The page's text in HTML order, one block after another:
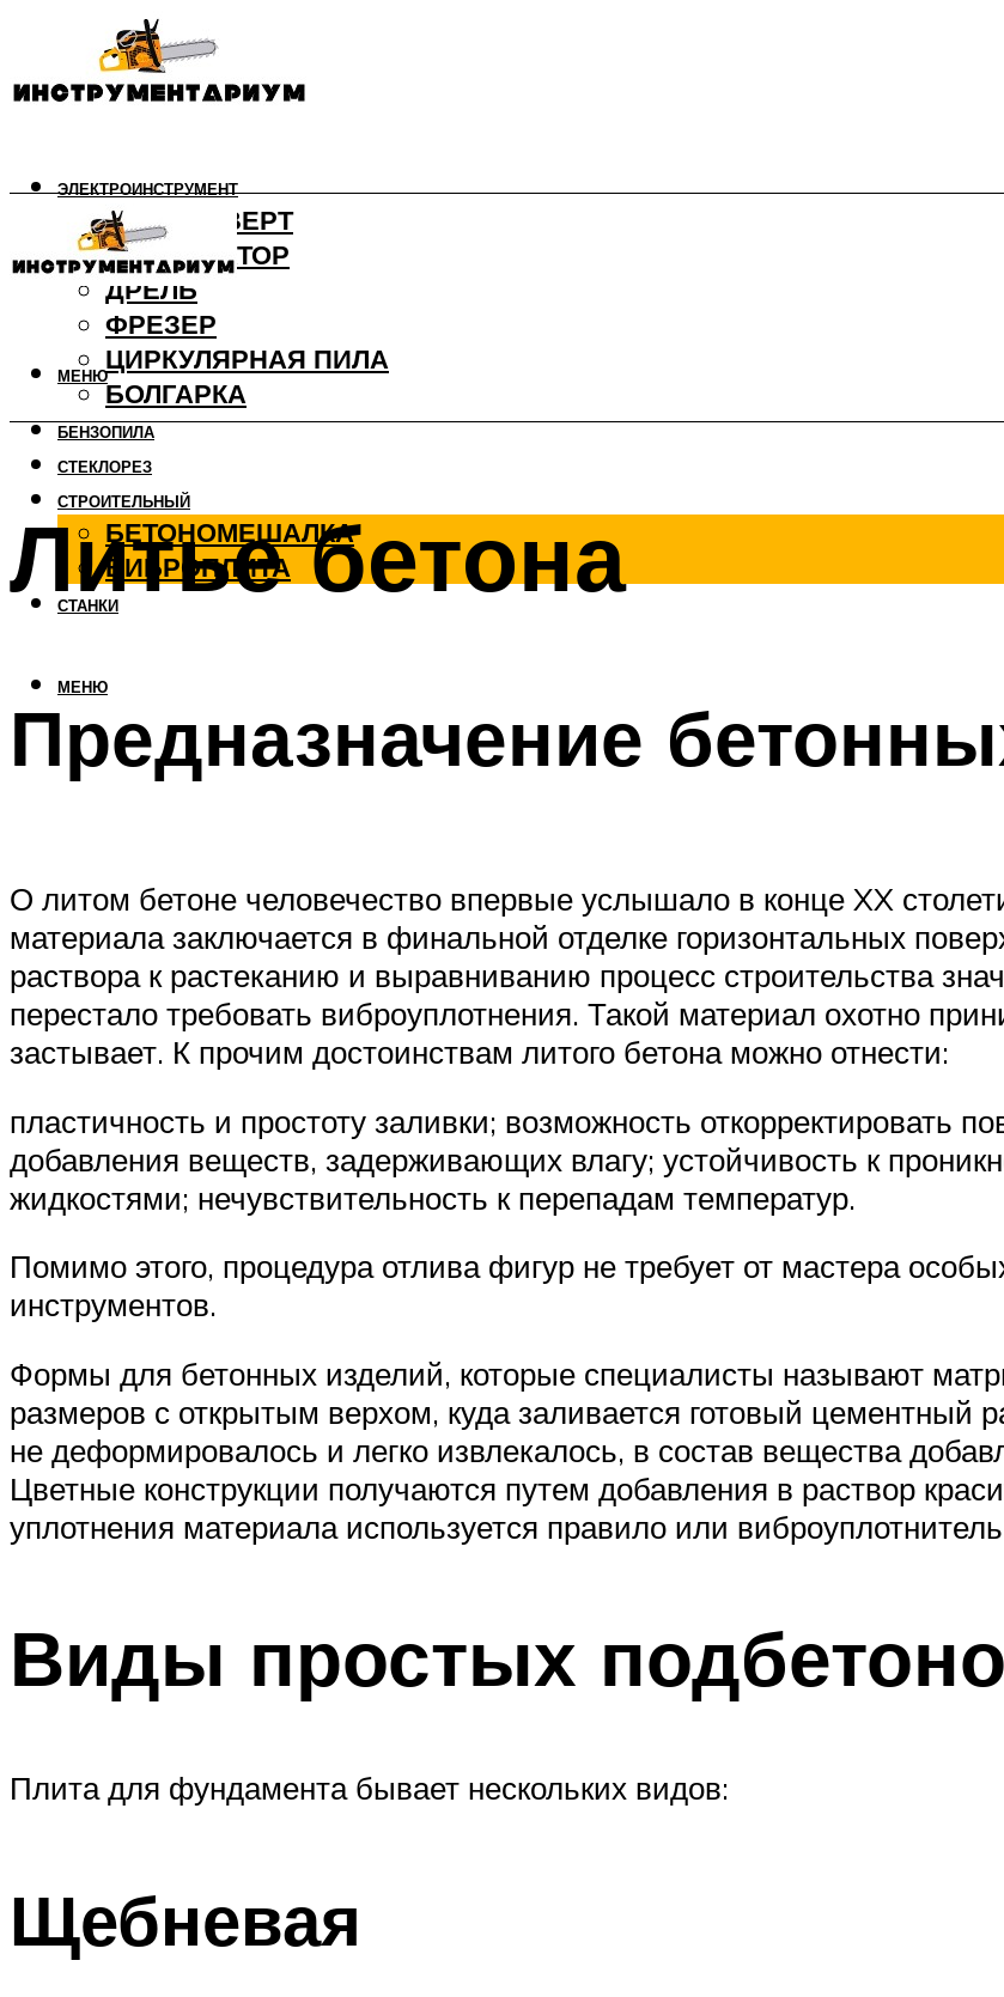
ЭЛЕКТРОИНСТРУМЕНТ
ШУРУПОВЕРТ
ПЕРФОРАТОР
ДРЕЛЬ
ФРЕЗЕР
ЦИРКУЛЯРНАЯ ПИЛА
БОЛГАРКА
БЕНЗОПИЛА
СТЕКЛОРЕЗ
СТРОИТЕЛЬНЫЙ
БЕТОНОМЕШАЛКА
ВИБРОПЛИТА
СТАНКИ
МЕНЮ
МЕНЮ
Литье бетона
Предназначение
О литом бетоне человечество впервые услышало в конце XX
материала заключается в финальной отделке горизонтальных
раствора к растеканию и выравниванию процесс строительства
перестало требовать виброуплотнения. Такой материал охотно
застывает. К прочим достоинствам литого бетона можно отнести:
пластичность и простоту заливки; возможность откорректировать
добавления веществ, задерживающих влагу; устойчивость к
жидкостями; нечувствительность к перепадам температур.
Помимо этого, процедура отлива фигур не требует от мастера
инструментов.
Формы для бетонных изделий, которые специалисты называют
размеров с открытым верхом, куда заливается готовый цементный
не деформировалось и легко извлекалось, в состав вещества
Цветные конструкции получаются путем добавления в раствор
уплотнения материала используется правило или
Виды простых
Плита для фундамента бывает нескольких видов:
Щебневая